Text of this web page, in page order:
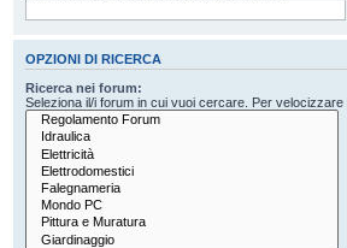
OPZIONI DI RICERCA
Ricerca nei forum:
Seleziona il/i forum in cui vuoi cercare. Per